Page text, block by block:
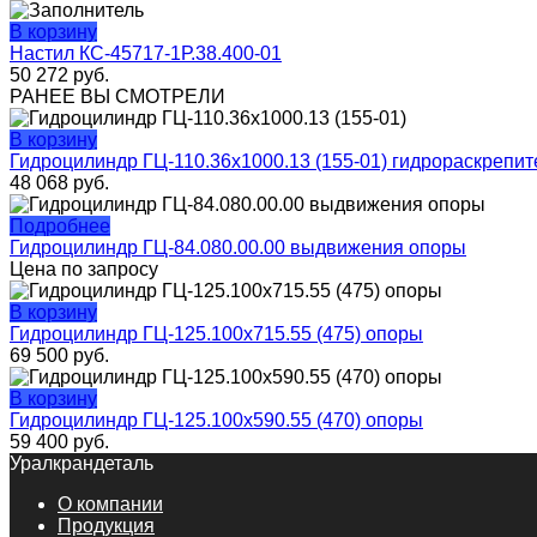
В корзину
Настил КС-45717-1Р.38.400-01
50 272 руб.
РАНЕЕ ВЫ СМОТРЕЛИ
В корзину
Гидроцилиндр ГЦ-110.36х1000.13 (155-01)
48 068 руб.
Подробнее
Гидроцилиндр ГЦ-84.080.00.00 выдвижения опоры
Цена по запросу
В корзину
Гидроцилиндр ГЦ-125.100х715.55 (475) опоры
69 500 руб.
В корзину
Гидроцилиндр ГЦ-125.100х590.55 (470) опоры
59 400 руб.
Уралкрандеталь
О компании
Продукция